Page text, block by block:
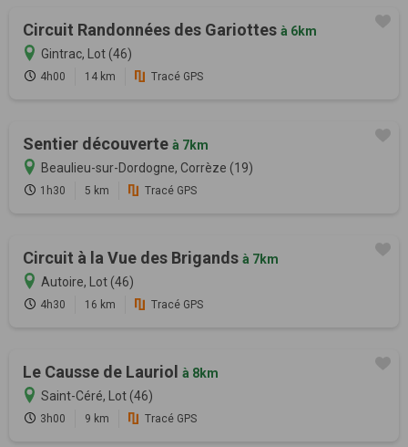
Circuit Randonnées des Gariottes à 6km
Gintrac, Lot (46)
4h00 14 km Tracé GPS
Sentier découverte à 7km
Beaulieu-sur-Dordogne, Corrèze (19)
1h30 5 km Tracé GPS
Circuit à la Vue des Brigands à 7km
Autoire, Lot (46)
4h30 16 km Tracé GPS
Le Causse de Lauriol
à 8km
Saint-Céré, Lot (46)
3h00 9 km Tracé GPS